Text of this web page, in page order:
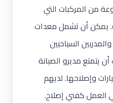
من المركبات التي
يمكن أن تشمل معدات
السياحيين
يتمتع مديرو الصيانة
وإصلاحها. لديهم
العمل كفني إصلاح.